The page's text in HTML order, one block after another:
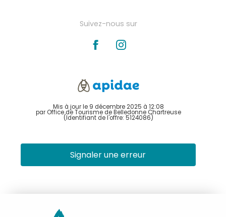
Suivez-nous sur
Mis à jour le 9 décembre 2025 à 12:08
par Office de Tourisme de Belledonne Chartreuse
(Identifiant de l'offre: 5124086)
Signaler une erreur